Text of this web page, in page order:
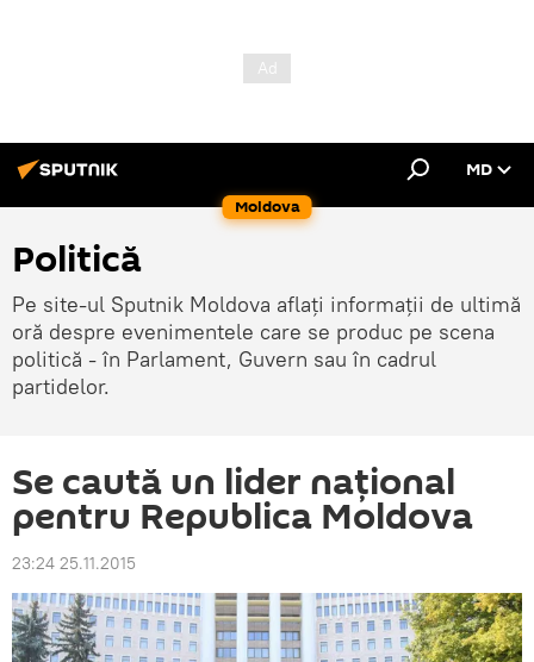
Moldova
MD
Politică
Pe site-ul Sputnik Moldova aflați informații de ultimă
oră despre evenimentele care se produc pe scena
politică - în Parlament, Guvern sau în cadrul
partidelor.
Se caută un lider naţional
pentru Republica Moldova
23:24 25.11.2015